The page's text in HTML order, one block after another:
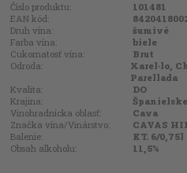
Číslo produktu:
101481
EAN kód:
Druh vína:
šumivé
Farba vína:
biele
Cukornatosť vína:
Brut
Odroda:
Xarel·lo,
Parellada
Kvalita:
DO
Krajina:
Vinohradnícka oblasť:
Cava
Značka vína/Vinárstvo:
CAVAS
Balenie:
KT. 6/0,75l
Obsah alkoholu:
11,5%